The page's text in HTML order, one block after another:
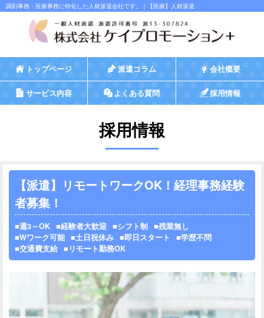
調剤事務・医療事務に特化した人材派遣会社です。｜【医療】人材派遣
トップページ 派遣コラム 会社概要
サービス内容 よくある質問 採用情報
採用情報
【派遣】リモートワークOK！経理事務経験
者募集！
週3～OK 経験者大歓迎 シフト制
残業無し
Wワーク可能
土日祝休み 即日スタート
学歴不問
交通費支給
リモート勤務OK